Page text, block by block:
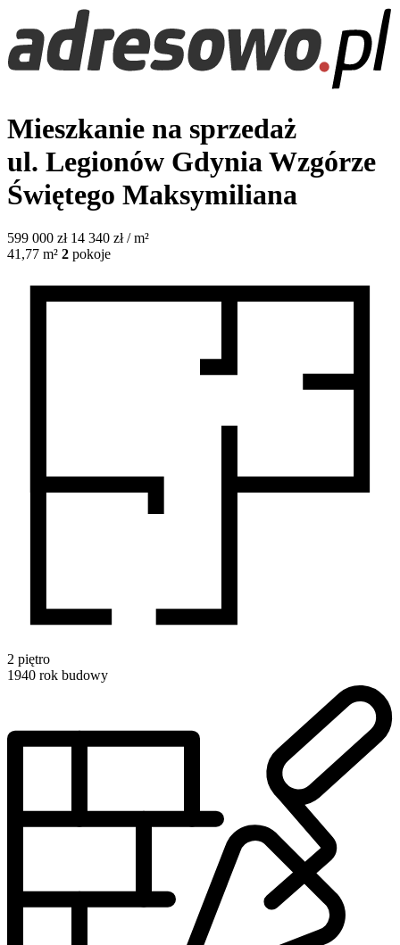
Mieszkanie na sprzedaż
ul. Legionów Gdynia Wzgórze
Świętego Maksymiliana
599 000 zł 14 340 zł / m²
41,77 m² 2 pokoje
2 piętro
1940 rok budowy